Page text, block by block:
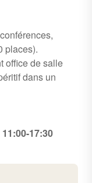
places).
office de salle
dans un
17:30